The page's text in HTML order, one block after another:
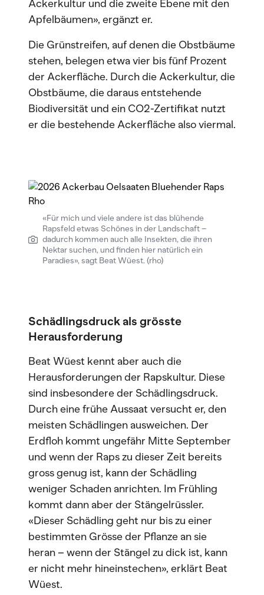
Ackerkultur und die zweite Ebene mit den
Apfelbäumen», ergänzt er.
Die Grünstreifen, auf denen die Obstbäume
stehen, belegen etwa vier bis fünf Prozent
der Ackerfläche. Durch die Ackerkultur, die
Obstbäume, die daraus entstehende
Biodiversität und ein CO2-Zertifikat nutzt
er die bestehende Ackerfläche also viermal.
«Für mich und viele andere ist das blühende
Rapsfeld etwas Schönes in der Landschaft –
dadurch kommen auch alle Insekten, die ihren
Nektar suchen, und finden hier natürlich ein
Paradies», sagt Beat Wüest. (rho)
Schädlingsdruck als grösste
Herausforderung
Beat Wüest kennt aber auch die
Herausforderungen der Rapskultur. Diese
sind insbesondere der Schädlingsdruck.
Durch eine frühe Aussaat versucht er, den
meisten Schädlingen ausweichen. Der
Erdfloh kommt ungefähr Mitte September
und wenn der Raps zu dieser Zeit bereits
gross genug ist, kann der Schädling
weniger Schaden anrichten. Im Frühling
kommt dann aber der Stängelrüssler.
«Dieser Schädling geht nur bis zu einer
bestimmten Grösse der Pflanze an sie
heran – wenn der Stängel zu dick ist, kann
er nicht mehr hineinstechen», erklärt Beat
Wüest.